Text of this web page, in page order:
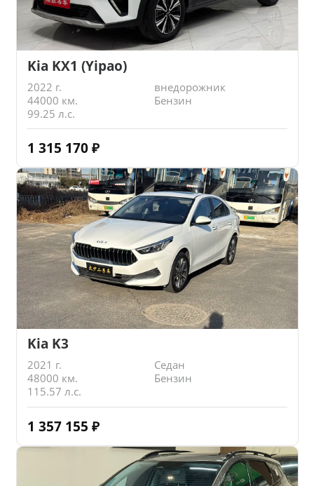
Kia KX1 (Yipao)
2022 г.
внедорожник
44000 км.
Бензин
99.25 л.с.
1 315 170 ₽
Kia K3
2021 г.
Седан
48000 км.
Бензин
115.57 л.с.
1 357 155 ₽